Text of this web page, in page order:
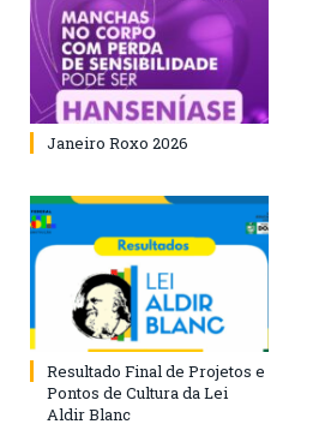
Janeiro Roxo 2026
Resultado Final de Projetos e
Pontos de Cultura da Lei
Aldir Blanc